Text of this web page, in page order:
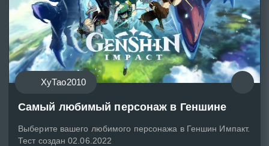
ХуТао2010
Самый любимый персонаж в Геншине
Выберите вашего любимого персонажа в Геншин Импакт.
Тест создан 02.06.2022